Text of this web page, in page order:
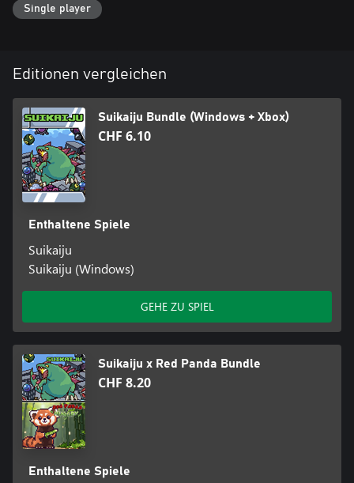
Single player
Editionen vergleichen
Suikaiju Bundle (Windows + Xbox)
CHF 6.10
Enthaltene Spiele
Suikaiju
Suikaiju (Windows)
GEHE ZU SPIEL
Suikaiju x Red Panda Bundle
CHF 8.20
Enthaltene Spiele